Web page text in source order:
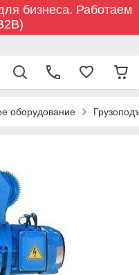
бизнеса. Работаем
оборудование